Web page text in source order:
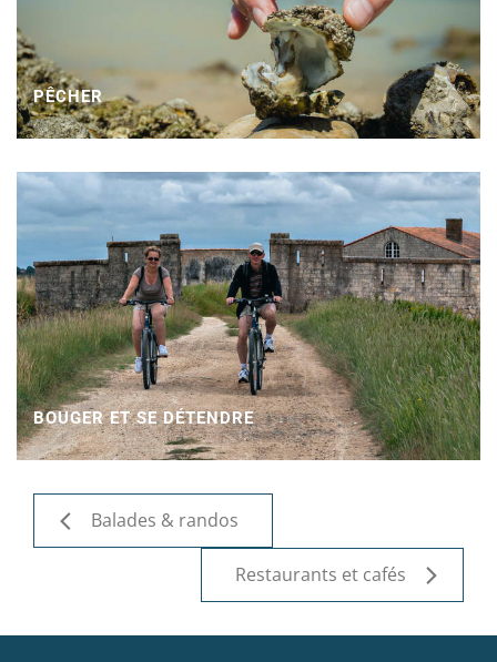
PÊCHER
BOUGER ET SE DÉTENDRE
Balades & randos
Restaurants et cafés